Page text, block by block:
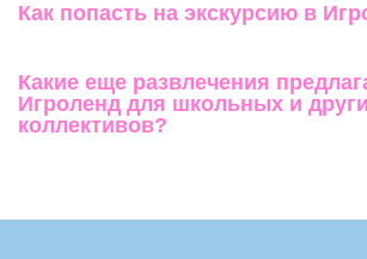
Как попасть на экскурсию в
Какие еще развлечения
Игроленд для школьных и
коллективов?